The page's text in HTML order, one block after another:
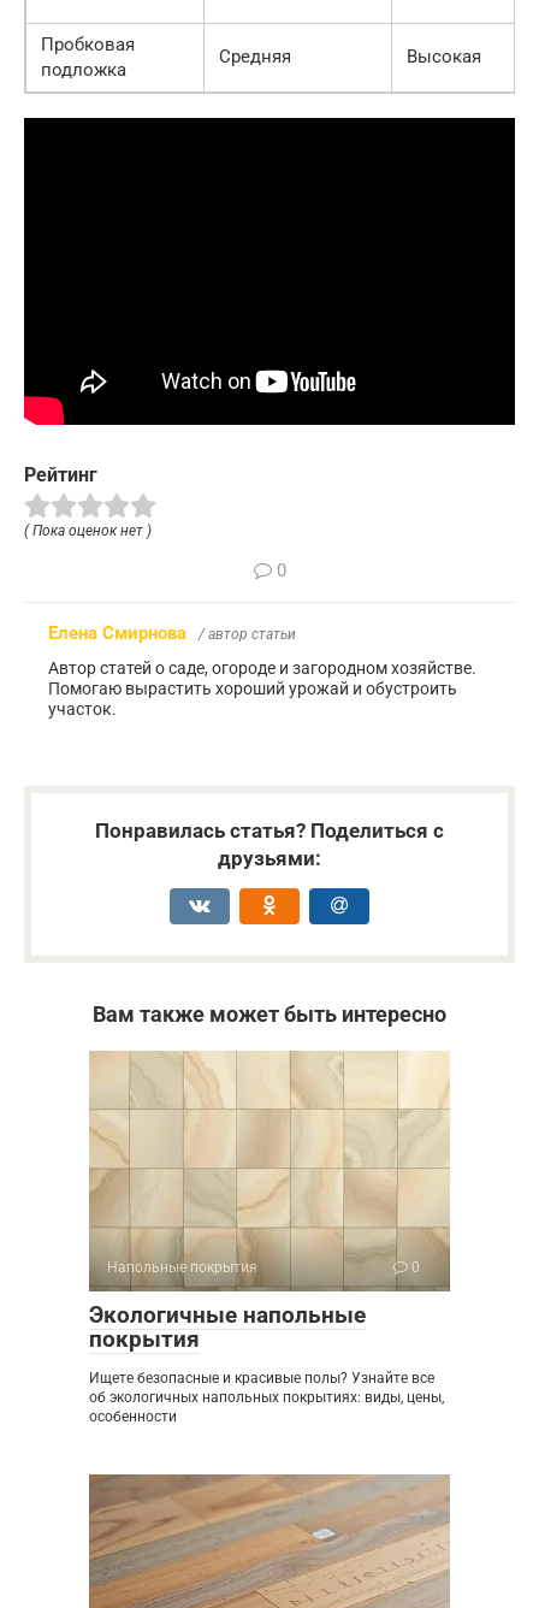
Пробковая
подложка
Средняя Высокая
Рейтинг
( Пока оценок нет )
0
Елена Смирнова / автор статьи
Автор статей о саде, огороде и загородном хозяйстве.
Помогаю вырастить хороший урожай и обустроить
участок.
Понравилась статья? Поделиться с
друзьями:
Вам также может быть интересно
Напольные покрытия 0
Экологичные напольные
покрытия
Ищете безопасные и красивые полы? Узнайте все
об экологичных напольных покрытиях: виды, цены,
особенности